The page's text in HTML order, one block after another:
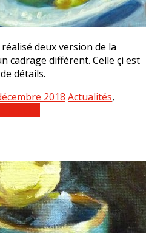
deux version de la
cadrage différent. Celle çi est
détails.
2018 Actualités,